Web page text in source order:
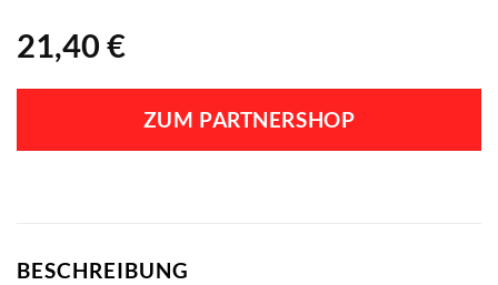
21,40 €
ZUM PARTNERSHOP
BESCHREIBUNG